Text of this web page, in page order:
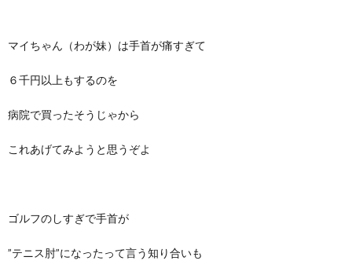
マイちゃん（わが妹）は手首が痛すぎて
６千円以上もするのを
病院で買ったそうじゃから
これあげてみようと思うぞよ
ゴルフのしすぎで手首が
”テニス肘”になったって言う知り合いも